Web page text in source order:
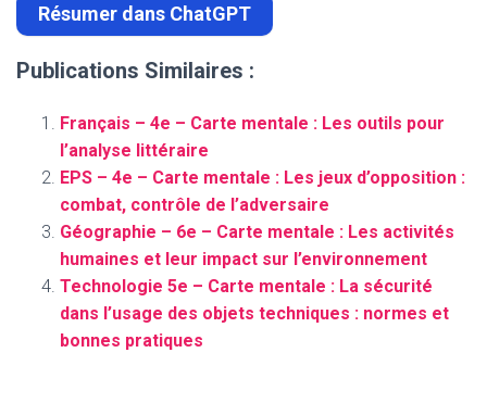
Résumer dans ChatGPT
Publications Similaires :
Français – 4e – Carte mentale : Les outils pour
l’analyse littéraire
EPS – 4e – Carte mentale : Les jeux d’opposition :
combat, contrôle de l’adversaire
Géographie – 6e – Carte mentale : Les activités
humaines et leur impact sur l’environnement
Technologie 5e – Carte mentale : La sécurité
dans l’usage des objets techniques : normes et
bonnes pratiques